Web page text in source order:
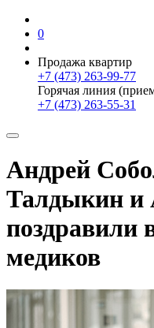
0
Продажа квартир
+7 (473) 263-99-77
Горячая линия
+7 (473) 263-55-31
Андрей
Талдыкин и
поздравили
медиков